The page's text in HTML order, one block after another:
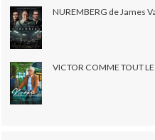
NUREMBERG de James
VICTOR COMME TOUT